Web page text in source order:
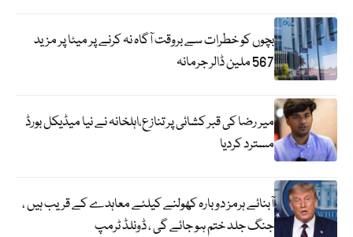
بچوں کو خطرات سے بروقت آگاہ نہ کرنے پر میٹا پر مزید
567 ملین ڈالر جرمانہ
میر رضا کی قبر کشائی پر تنازع،اہلخانہ نے نیا میڈیکل بورڈ
مسترد کردیا
آبنائے ہرمز دوبارہ کھولنے کیلئے معاہدے کے قریب ہیں ،
جنگ جلد ختم ہو جائے گی ، ڈونلڈ ٹرمپ